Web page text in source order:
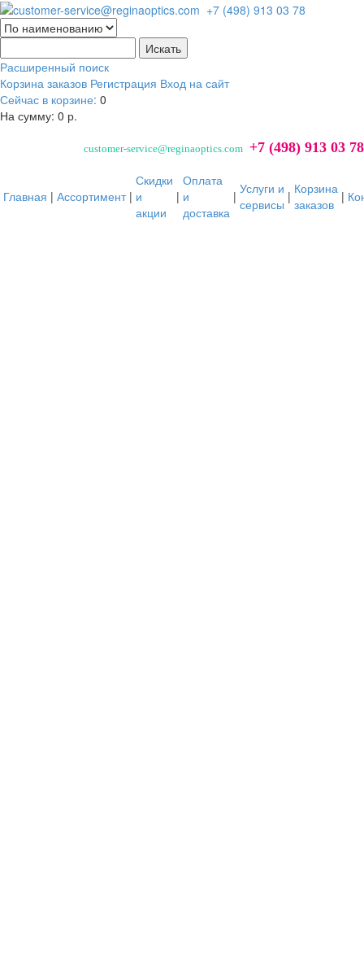
Расширенный поиск
Корзина заказов Регистрация Вход на сайт
Сейчас в корзине: 0
На сумму: 0 р.
customer-service@reginaoptics.com +7 (498) 913 03 78
Главная | Ассортимент |
Скидки
и
акции
|
Оплата
и
доставка
| Услуги и
сервисы | Корзина
заказов |